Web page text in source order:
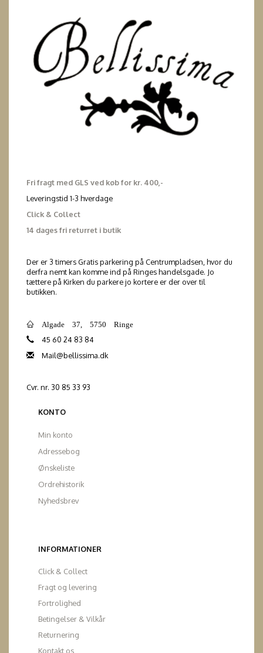
Fri fragt med GLS ved køb for kr. 400,-
Leveringstid 1-3 hverdage
Click & Collect
14 dages fri returret i butik
Der er 3 timers Gratis parkering på Centrumpladsen, hvor du
derfra nemt kan komme ind på Ringes handelsgade. Jo
tættere på Kirken du parkere jo kortere er der over til
butikken.
Algade 37, 5750 Ringe
45 60 24 83 84
Mail@bellissima.dk
Cvr. nr. 30 85 33 93
KONTO
Min konto
Adressebog
Ønskeliste
Ordrehistorik
Nyhedsbrev
INFORMATIONER
Click & Collect
Fragt og levering
Fortrolighed
Betingelser & Vilkår
Returnering
Kontakt os